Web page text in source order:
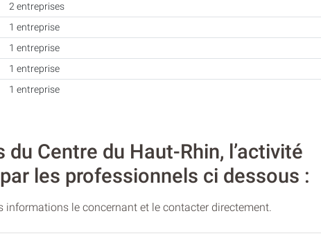
2 entreprises
1 entreprise
1 entreprise
1 entreprise
1 entreprise
Centre du Haut-Rhin, l’activité
les professionnels ci dessous :
le concernant et le contacter directement.